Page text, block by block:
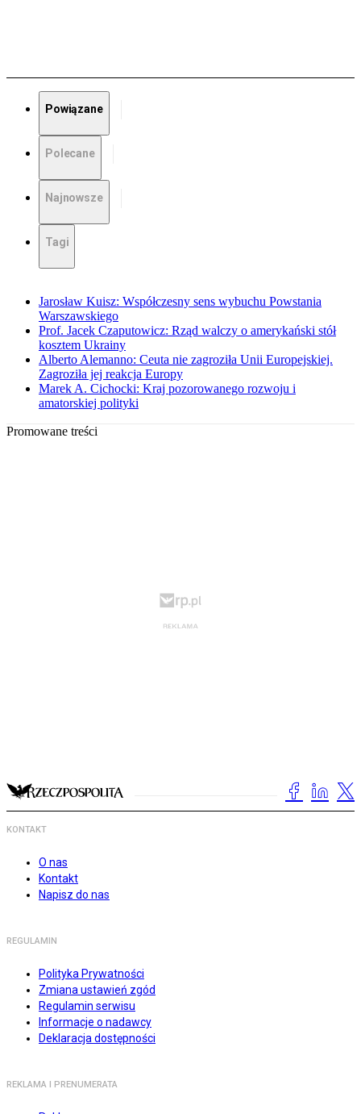
Powiązane
Polecane
Najnowsze
Tagi
Jarosław Kuisz: Współczesny sens wybuchu Powstania
Warszawskiego
Prof. Jacek Czaputowicz: Rząd walczy o amerykański stół
kosztem Ukrainy
Alberto Alemanno: Ceuta nie zagroziła Unii Europejskiej.
Zagroziła jej reakcja Europy
Marek A. Cichocki: Kraj pozorowanego rozwoju i
amatorskiej polityki
Promowane treści
KONTAKT
O nas
Kontakt
Napisz do nas
REGULAMIN
Polityka Prywatności
Zmiana ustawień zgód
Regulamin serwisu
Informacje o nadawcy
Deklaracja dostępności
REKLAMA I PRENUMERATA